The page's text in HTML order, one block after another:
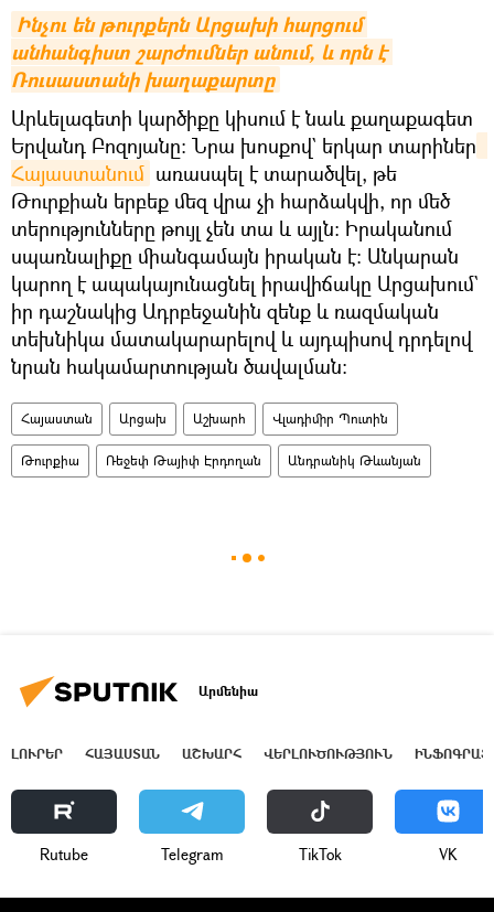
Ինչու են թուրքերն Արցախի հարցում
անհանգիստ շարժումներ անում, և որն է
Ռուսաստանի խաղաքարտը
Արևելագետի կարծիքը կիսում է նաև քաղաքագետ
Երվանդ Բոզոյանը։ Նրա խոսքով` երկար տարիներ
Հայաստանում առասպել է տարածվել, թե
Թուրքիան երբեք մեզ վրա չի հարձակվի, որ մեծ
տերությունները թույլ չեն տա և այլն։ Իրականում
սպառնալիքը միանգամայն իրական է։ Անկարան
կարող է ապակայունացնել իրավիճակը Արցախում`
իր դաշնակից Ադրբեջանին զենք և ռազմական
տեխնիկա մատակարարելով և այդպիսով դրդելով
նրան հակամարտության ծավալման։
Հայաստան Արցախ Աշխարհ Վլադիմիր Պուտին
Թուրքիա Ռեջեփ Թայիփ Էրդողան Անդրանիկ Թևանյան
Արմենիա
ԼՈՒՐԵՐ ՀԱՅԱՍՏԱՆ ԱՇԽԱՐՀ ՎԵՐԼՈՒԾՈՒԹՅՈՒՆ
Rutube Telegram ТikТоk VK